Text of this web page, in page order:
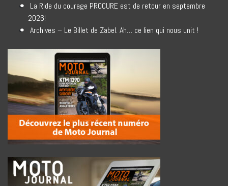
La Ride du courage PROCURE est de retour en septembre
2026!
Archives – Le Billet de Zabel. Ah… ce lien qui nous unit !